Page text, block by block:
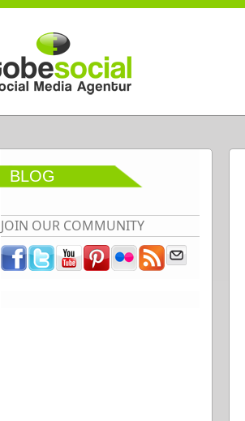
BLOG
JOIN OUR COMMUNITY